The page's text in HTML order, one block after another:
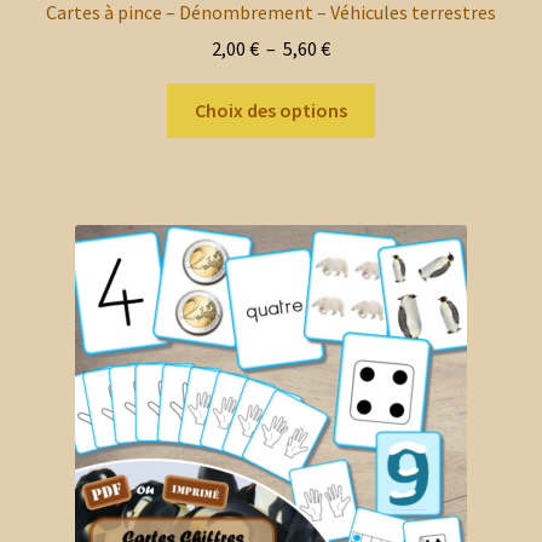
Cartes à pince – Dénombrement – Véhicules terrestres
2,00 € – 5,60 €Plage
de
prix :
2,00 €
Choix des options
Les
options
peuvent
être
choisies
sur
la
page
du
produit